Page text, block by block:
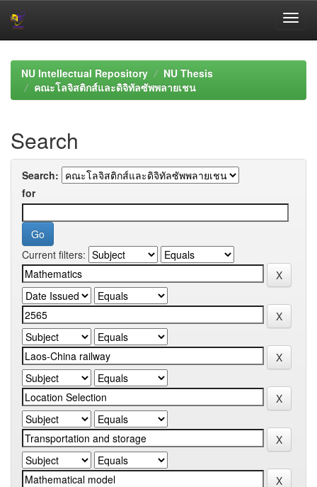
navigationNU Intellectual Repository
NU Thesis
คณะโลจิสติกส์และดิจิทัลซัพพลายเชน
Search
Search:
for
Current filters: